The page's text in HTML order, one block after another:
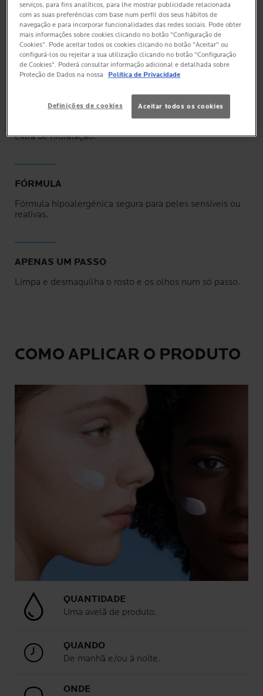
BENEFÍCIOS
COMPROVADOS
HIDRATA
extra de hidratação.
FÓRMULA
Fórmula hipoalergénica segura para peles sensíveis ou
reativas.
APENAS UM PASSO
Limpa e desmaquilha o rosto e os olhos num só passo.
COMO APLICAR O PRODUTO
QUANTIDADE
Uma avelã de produto.
QUANDO
De manhã e/ou à noite.
ONDE
serviços, para fins analíticos, para lhe mostrar publicidade relacionada
com as suas preferências com base num perfil dos seus hábitos de
navegação e para incorporar funcionalidades das redes sociais. Pode obter
mais informações sobre cookies clicando no botão "Configuração de
Cookies". Pode aceitar todos os cookies clicando no botão "Aceitar" ou
configurá-los ou rejeitar a sua utilização clicando no botão "Configuração
de Cookies". Poderá consultar informação adicional e detalhada sobre
Proteção de Dados na nossa
Política de Privacidade
Definições de cookies Aceitar todos os cookies